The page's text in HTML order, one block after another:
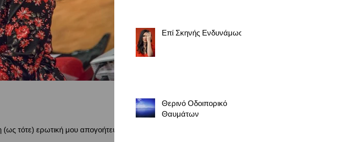
τότε) ερωτική μου απογοήτευση
Επί Σκηνής Ενδυνάμωση
Θερινό Οδοιπορικό
Θαυμάτων